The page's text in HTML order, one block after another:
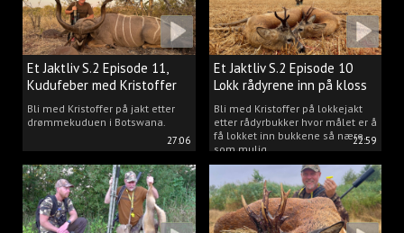
27:06
Et Jaktliv S.2 Episode 11,
Kudufeber med Kristoffer
Clausen
Bli med Kristoffer på jakt etter
drømmekuduen i Botswana.
22:59
Et Jaktliv S.2 Episode 10
Lokk rådyrene inn på kloss
hold.
Bli med Kristoffer på lokkejakt
etter rådyrbukker hvor målet er å
få lokket inn bukkene så nære
som mulig.